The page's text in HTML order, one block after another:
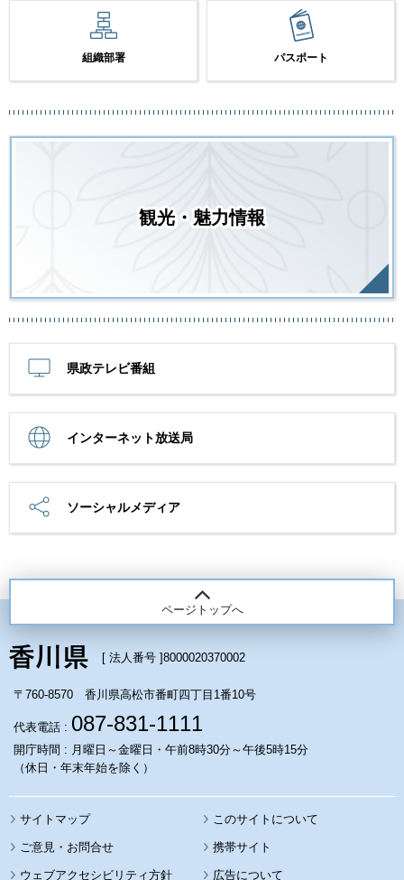
組織部署 パスポート
観光・魅力情報
県政テレビ番組
インターネット放送局
ソーシャルメディア
ページトップへ
[ 法人番号 ]8000020370002
〒760-8570 香川県高松市番町四丁目1番10号
代表電話 : 087-831-1111
開庁時間 : 月曜日～金曜日・午前8時30分～午後5時15分
（休日・年末年始を除く）
サイトマップ このサイトについて
携帯サイト
ウェブアクセシビリティ方針 広告について